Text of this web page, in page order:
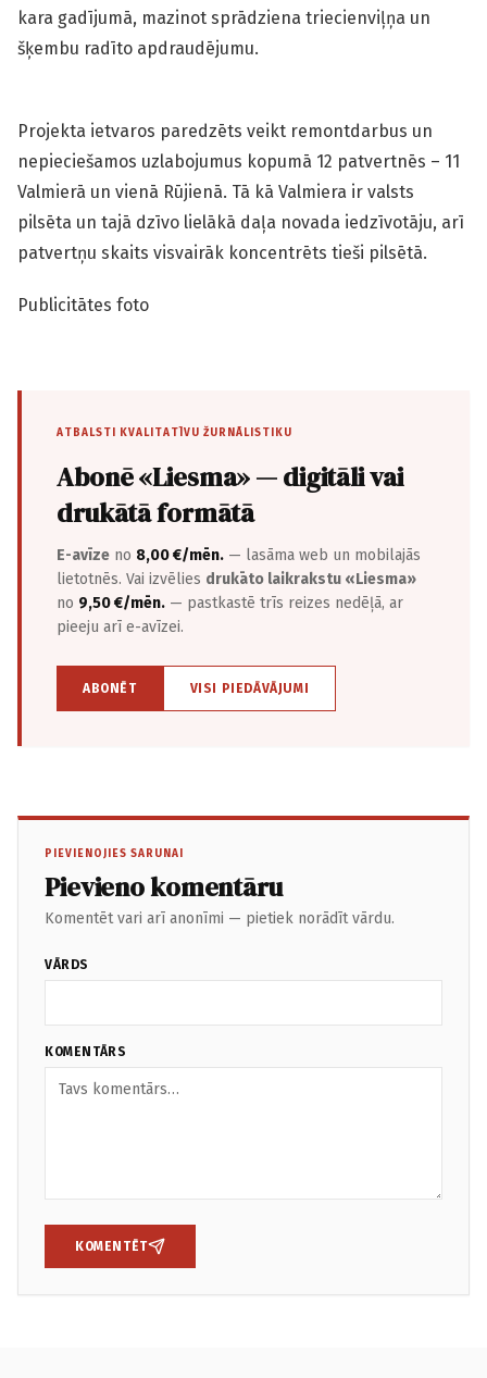
kara gadījumā, mazinot sprādziena triecienviļņa un
šķembu radīto apdraudējumu.
Projekta ietvaros paredzēts veikt remontdarbus un
nepieciešamos uzlabojumus kopumā 12 patvertnēs – 11
Valmierā un vienā Rūjienā. Tā kā Valmiera ir valsts
pilsēta un tajā dzīvo lielākā daļa novada iedzīvotāju, arī
patvertņu skaits visvairāk koncentrēts tieši pilsētā.
Publicitātes foto
ATBALSTI KVALITATĪVU ŽURNĀLISTIKU
Abonē «Liesma» — digitāli vai
drukātā formātā
E-avīze no 8,00 €/mēn. — lasāma web un mobilajās
lietotnēs. Vai izvēlies drukāto laikrakstu «Liesma»
no 9,50 €/mēn. — pastkastē trīs reizes nedēļā, ar
pieeju arī e-avīzei.
ABONĒT VISI PIEDĀVĀJUMI
PIEVIENOJIES SARUNAI
Pievieno komentāru
Komentēt vari arī anonīmi — pietiek norādīt vārdu.
VĀRDS
KOMENTĀRS
KOMENTĒT